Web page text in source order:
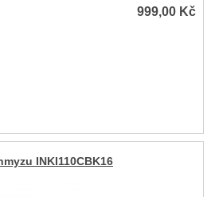
999,00 Kč
INKI110CBK16